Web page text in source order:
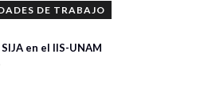
DE TRABAJO
en el IIS-UNAM